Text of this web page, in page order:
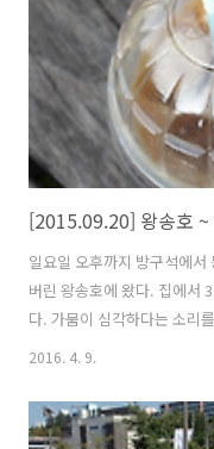
바람이 불면 시원한 장소였
다. 안양천 ..
[2015.09.20] 왕송호
일요일 오후까지 방구석에
버린 왕송호에 왔다. 집에서
다. 가뭄이 심각하다는 소리
줄어든 것 같다. 여름 장마 기
태과학관 앞 벤치에서 카라
음악도 듣고 아이폰으로 인
2016. 4. 9.